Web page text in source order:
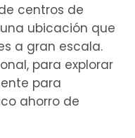
centros de
ubicación que
a gran escala.
para explorar
para
ahorro de